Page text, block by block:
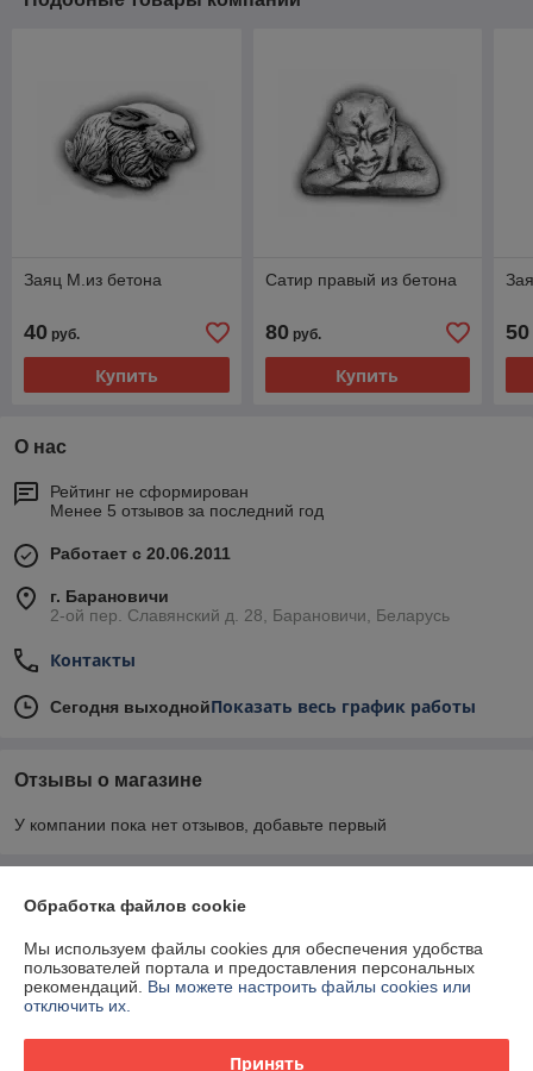
Заяц М.из бетона
40 руб.
Купить
Сатир правый из бетона
80руб.
Купить
50
О нас
Рейтинг не сформирован
Менее 5 отзывов за последний год
Работает с 20.06.2011
г. Барановичи
2-ой пер. Славянский д. 28, Барановичи, Беларусь
Контакты
Сегодня выходнойПоказать весь график работы
Отзывы о магазине
У компании пока нет отзывов, добавьте первый
Контакты
Доставка и оплата
Обработка файлов cookie
Мы используем файлы cookies для обеспечения удобства
пользователей портала и предоставления персональных
рекомендаций. Вы можете настроить файлы cookies или
отключить их.
Принять